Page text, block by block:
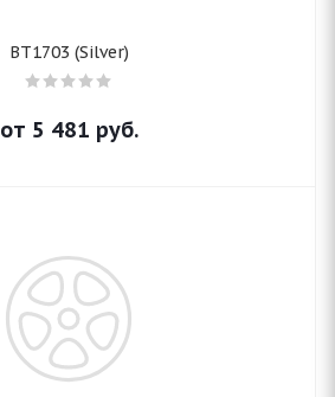
BT1703 (Silver)
от 5 481 руб.